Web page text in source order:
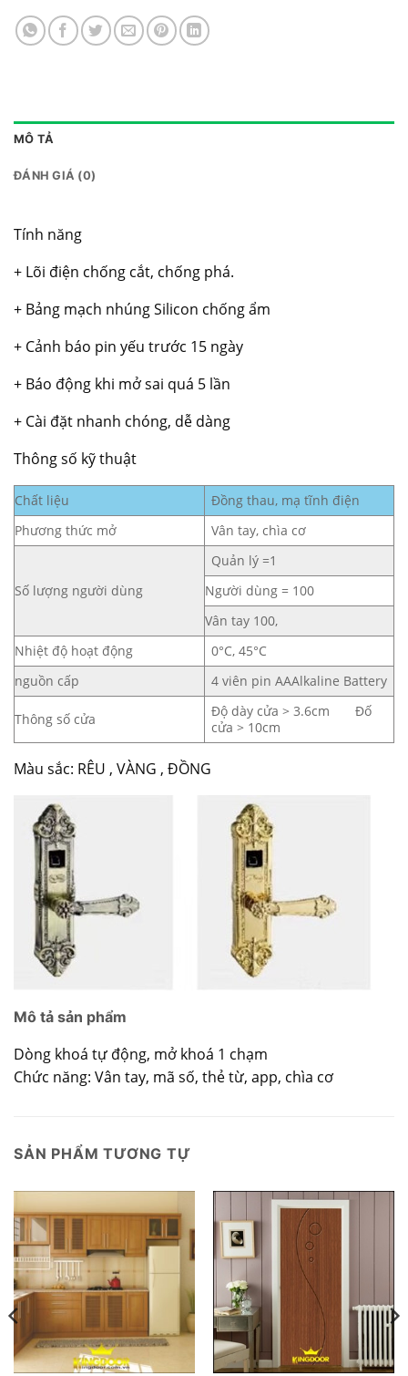
MÔ TẢ
ĐÁNH GIÁ (0)
Tính năng
+ Lõi điện chống cắt, chống phá.
+ Bảng mạch nhúng Silicon chống ẩm
+ Cảnh báo pin yếu trước 15 ngày
+ Báo động khi mở sai quá 5 lần
+ Cài đặt nhanh chóng, dễ dàng
Thông số kỹ thuật
Chất liệu
Đồng thau, mạ tĩnh điện
Phương thức mở
Vân tay, chìa cơ
Số lượng người dùng
Quản lý =1
Người dùng = 100
Vân tay 100,
Nhiệt độ hoạt động
0°C, 45°C
nguồn cấp
4 viên pin AAAlkaline Battery
Thông số cửa
Độ dày cửa > 3.6cm Đố
cửa > 10cm
Màu sắc: RÊU , VÀNG , ĐỒNG
Mô tả sản phẩm
Dòng khoá tự động, mở khoá 1 chạm
Chức năng: Vân tay, mã số, thẻ từ, app, chìa cơ
SẢN PHẨM TƯƠNG TỰ